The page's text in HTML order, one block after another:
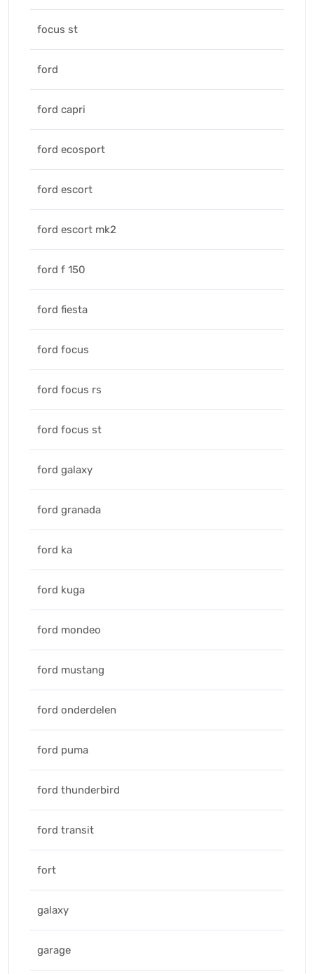
focus st
ford
ford capri
ford ecosport
ford escort
ford escort mk2
ford f 150
ford fiesta
ford focus
ford focus rs
ford focus st
ford galaxy
ford granada
ford ka
ford kuga
ford mondeo
ford mustang
ford onderdelen
ford puma
ford thunderbird
ford transit
fort
galaxy
garage